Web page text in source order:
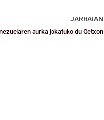
JARRAIAN
aurka jokatuko du Getxon